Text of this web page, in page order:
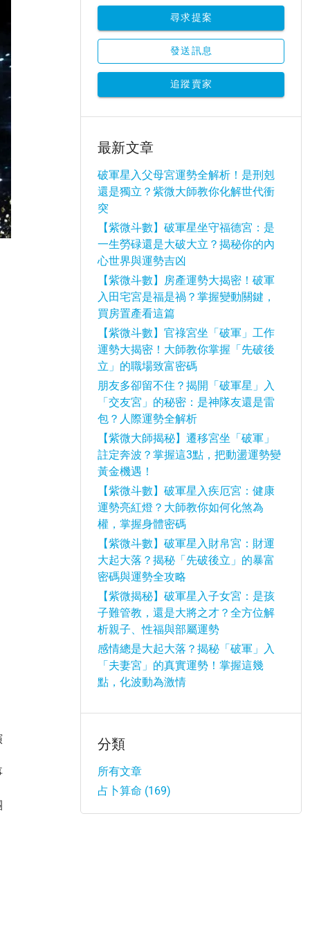
尋求提案
發送訊息
追蹤賣家
最新文章
破軍星入父母宮運勢全解析！是刑剋
還是獨立？紫微大師教你化解世代衝
突
【紫微斗數】破軍星坐守福德宮：是
一生勞碌還是大破大立？揭秘你的內
心世界與運勢吉凶
【紫微斗數】房產運勢大揭密！破軍
入田宅宮是福是禍？掌握變動關鍵，
買房置產看這篇
【紫微斗數】官祿宮坐「破軍」工作
運勢大揭密！大師教你掌握「先破後
立」的職場致富密碼
朋友多卻留不住？揭開「破軍星」入
「交友宮」的秘密：是神隊友還是雷
包？人際運勢全解析
【紫微大師揭秘】遷移宮坐「破軍」
註定奔波？掌握這3點，把動盪運勢變
黃金機遇！
【紫微斗數】破軍星入疾厄宮：健康
運勢亮紅燈？大師教你如何化煞為
權，掌握身體密碼
【紫微斗數】破軍星入財帛宮：財運
大起大落？揭秘「先破後立」的暴富
密碼與運勢全攻略
【紫微揭秘】破軍星入子女宮：是孩
子難管教，還是大將之才？全方位解
析親子、性福與部屬運勢
感情總是大起大落？揭秘「破軍」入
「夫妻宮」的真實運勢！掌握這幾
點，化波動為激情
分類
所有文章
占卜算命 (169)